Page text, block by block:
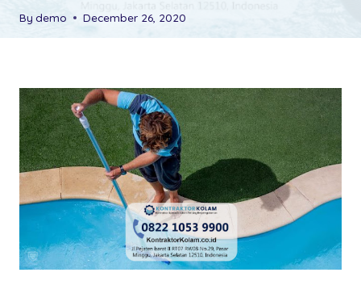
By demo December 26, 2020